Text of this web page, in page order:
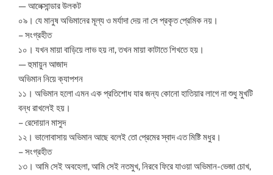
— আলেক্সান্ডার উলকট
০৯। যে মানুষ অভিমানের মূল্য ও মর্যাদা দেয় না সে প্রকৃত প্রেমিক নয়।
– সংগ্রহীত
১০। যখন মায়া বাড়িয়ে লাভ হয় না, তখন মায়া কাটাতে শিখতে হয়।
— হুমায়ুন আজাদ
অভিমান নিয়ে ক্যাপশন
১১। অভিমান হলো এমন এক প্রতিশোধ যার জন্য কোনো হাতিয়ার লাগে না শুধু মুখটি
বন্ধ রাখলেই হয়।
– রেদোয়ান মাসুদ
১২। ভালোবাসায় অভিমান আছে বলেই তো প্রেমের স্বাদ এত মিষ্টি মধুর।
– সংগ্রহীত
১৩। আমি সেই অবহেলা, আমি সেই নতমুখ, নিরবে ফিরে যাওয়া অভিমান-ভেজা চোখ,